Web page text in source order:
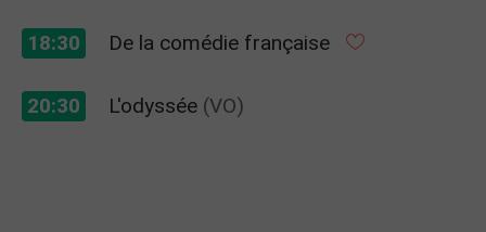
18:30 De la comédie française
20:30 L'odyssée (VO)